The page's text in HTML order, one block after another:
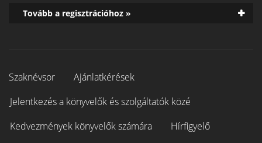
Tovább a regisztrációhoz »
Szaknévsor
Ajánlatkérések
Jelentkezés a könyvelők és szolgáltatók közé
Kedvezmények könyvelők számára
Hírfigyelő